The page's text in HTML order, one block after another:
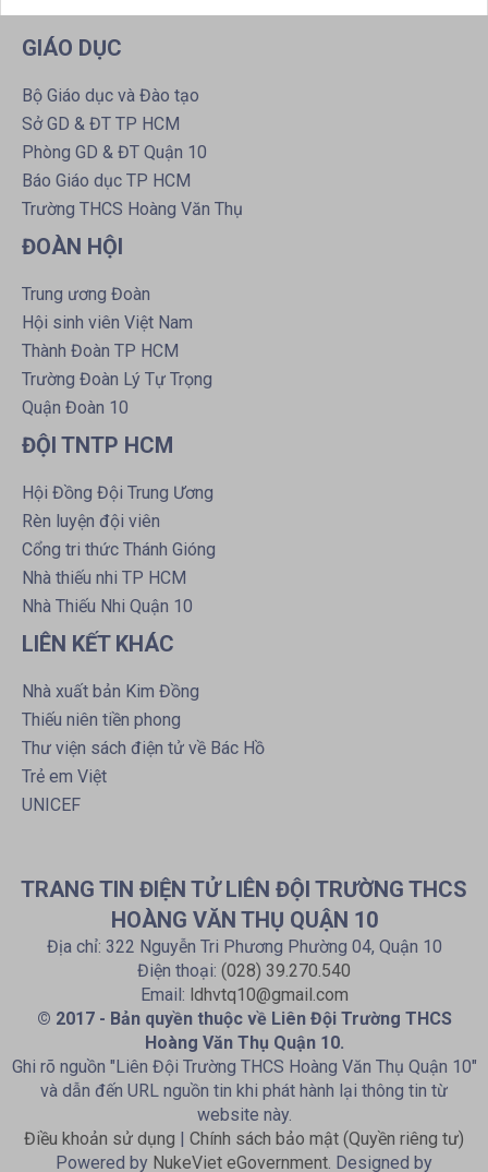
GIÁO DỤC
Bộ Giáo dục và Đào tạo
Sở GD & ĐT TP HCM
Phòng GD & ĐT Quận 10
Báo Giáo dục TP HCM
Trường THCS Hoàng Văn Thụ
ĐOÀN HỘI
Trung ương Đoàn
Hội sinh viên Việt Nam
Thành Đoàn TP HCM
Trường Đoàn Lý Tự Trọng
Quận Đoàn 10
ĐỘI TNTP HCM
Hội Đồng Đội Trung Ương
Rèn luyện đội viên
Cổng tri thức Thánh Gióng
Nhà thiếu nhi TP HCM
Nhà Thiếu Nhi Quận 10
LIÊN KẾT KHÁC
Nhà xuất bản Kim Đồng
Thiếu niên tiền phong
Thư viện sách điện tử về Bác Hồ
Trẻ em Việt
UNICEF
TRANG TIN ĐIỆN TỬ LIÊN ĐỘI TRƯỜNG THCS
HOÀNG VĂN THỤ QUẬN 10
Địa chỉ: 322 Nguyễn Tri Phương Phường 04, Quận 10
Điện thoại: (028) 39.270.540
Email: ldhvtq10@gmail.com
© 2017 - Bản quyền thuộc về Liên Đội Trường THCS
Hoàng Văn Thụ Quận 10.
Ghi rõ nguồn "Liên Đội Trường THCS Hoàng Văn Thụ Quận 10"
và dẫn đến URL nguồn tin khi phát hành lại thông tin từ
website này.
Điều khoản sử dụng | Chính sách bảo mật (Quyền riêng tư)
Powered by NukeViet eGovernment. Designed by